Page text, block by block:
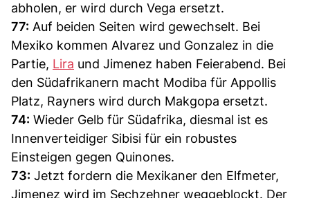
abholen, er wird durch Vega ersetzt.
77: Auf beiden Seiten wird gewechselt. Bei
Mexiko kommen Alvarez und Gonzalez in die
Partie, Lira und Jimenez haben Feierabend. Bei
den Südafrikanern macht Modiba für Appollis
Platz, Rayners wird durch Makgopa ersetzt.
74: Wieder Gelb für Südafrika, diesmal ist es
Innenverteidiger Sibisi für ein robustes
Einsteigen gegen Quinones.
73: Jetzt fordern die Mexikaner den Elfmeter,
Jimenez wird im Sechzehner weggeblockt. Der